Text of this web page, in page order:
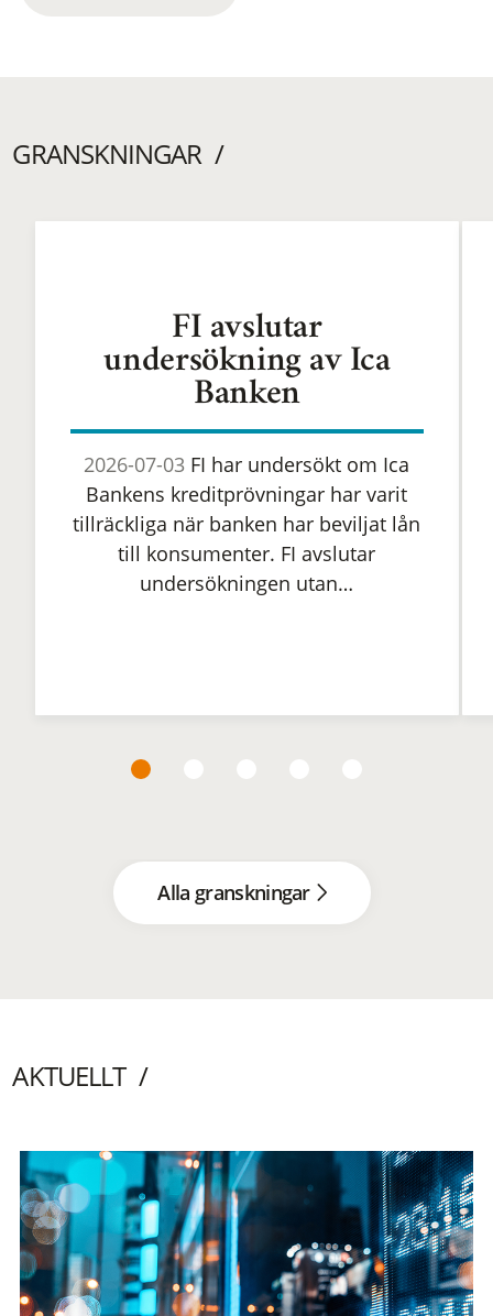
GRANSKNINGAR
FI avslutar
undersökning av Ica
Banken
2026-07-03 FI har undersökt om Ica
Bankens kreditprövningar har varit
tillräckliga när banken har beviljat lån
till konsumenter. FI avslutar
undersökningen utan…
Alla granskningar
AKTUELLT